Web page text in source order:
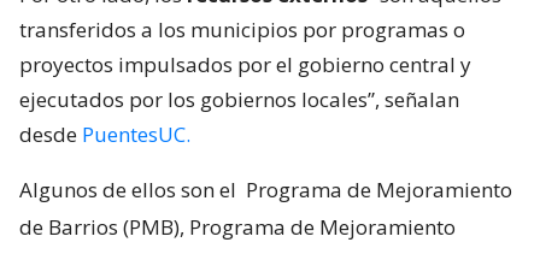
transferidos a los municipios por programas o
proyectos impulsados por el gobierno central y
ejecutados por los gobiernos locales”, señalan
desde PuentesUC.
Algunos de ellos son el Programa de Mejoramiento
de Barrios (PMB), Programa de Mejoramiento